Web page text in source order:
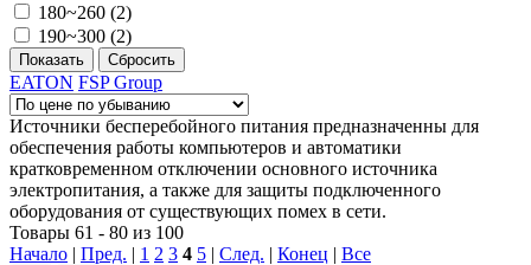
180~260 (2)
190~300 (2)
EATON FSP Group
Источники бесперебойного питания предназначенны для
обеспечения работы компьютеров и автоматики
кратковременном отключении основного источника
электропитания, а также для защиты подключенного
оборудования от существующих помех в сети.
Товары 61 - 80 из 100
Начало | Пред. | 1 2 3 4 5 | След. | Конец | Все